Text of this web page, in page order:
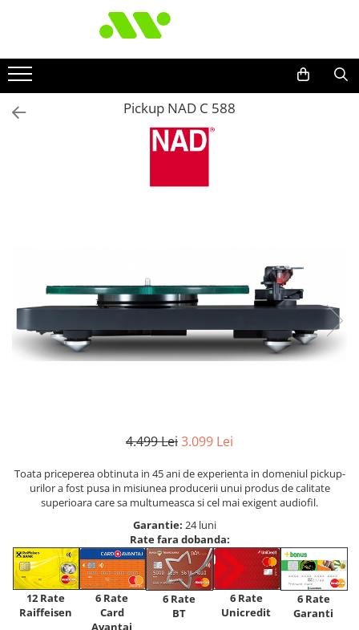
Pickup NAD C 588
4.499 Lei3.099 Lei
Toata priceperea obtinuta in 45 ani de experienta in domeniul pickup-
urilor a fost pusa in misiunea producerii unui produs de calitate
superioara care sa multumeasca si cel mai exigent audiofil.
Garantie: 24 luni
Rate fara dobanda:
12 Rate
Raiffeisen
6 Rate
Card
Avantaj
6 Rate
BT
6 Rate
Unicredit
6 Rate
Garanti